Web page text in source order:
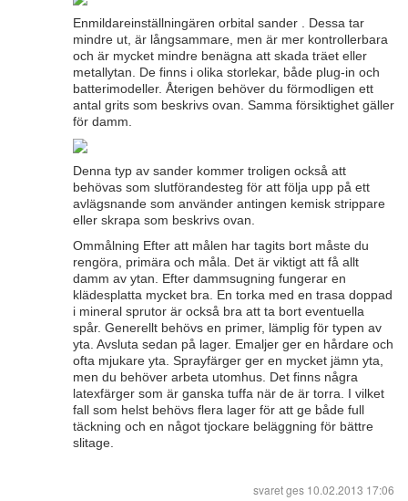
Enmildareinställningären orbital sander . Dessa tar
mindre ut, är långsammare, men är mer kontrollerbara
och är mycket mindre benägna att skada träet eller
metallytan. De finns i olika storlekar, både plug-in och
batterimodeller. Återigen behöver du förmodligen ett
antal grits som beskrivs ovan. Samma försiktighet gäller
för damm.
Denna typ av sander kommer troligen också att
behövas som slutförandesteg för att följa upp på ett
avlägsnande som använder antingen kemisk strippare
eller skrapa som beskrivs ovan.
Ommålning Efter att målen har tagits bort måste du
rengöra, primära och måla. Det är viktigt att få allt
damm av ytan. Efter dammsugning fungerar en
klädesplatta mycket bra. En torka med en trasa doppad
i mineral sprutor är också bra att ta bort eventuella
spår. Generellt behövs en primer, lämplig för typen av
yta. Avsluta sedan på lager. Emaljer ger en hårdare och
ofta mjukare yta. Sprayfärger ger en mycket jämn yta,
men du behöver arbeta utomhus. Det finns några
latexfärger som är ganska tuffa när de är torra. I vilket
fall som helst behövs flera lager för att ge både full
täckning och en något tjockare beläggning för bättre
slitage.
svaret ges 10.02.2013 17:06